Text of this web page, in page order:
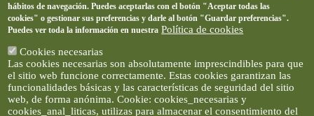
hábitos de navegación. Puedes aceptarlas con el botón "Aceptar todas las
cookies" o gestionar sus preferencias y darle al botón "Guardar preferencias".
Puedes ver toda la información en nuestra Política de cookies
Cookies necesarias
Las cookies necesarias son absolutamente imprescindibles para que
el sitio web funcione correctamente. Estas cookies garantizan las
funcionalidades básicas y las características de seguridad del sitio
web, de forma anónima. Cookie: cookies_necesarias y
cookies_anal_liticas, utilizas para almacenar el consentimiento del